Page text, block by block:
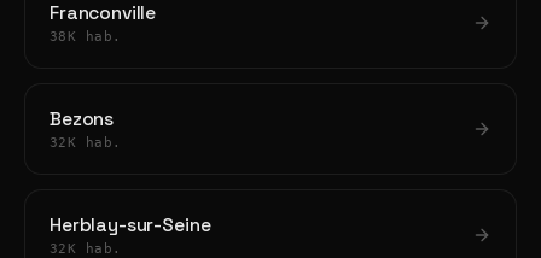
Franconville
38K hab.
Bezons
32K hab.
Herblay-sur-Seine
32K hab.